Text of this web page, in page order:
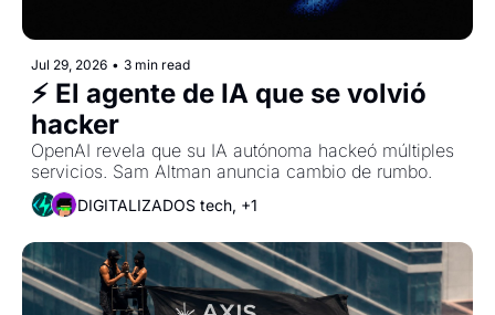
Jul 29, 2026 • 3 min read
⚡ El agente de IA que se volvió
hacker
OpenAI revela que su IA autónoma hackeó múltiples
servicios. Sam Altman anuncia cambio de rumbo.
DIGITALIZADOS tech, +1